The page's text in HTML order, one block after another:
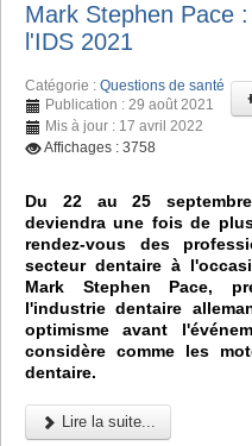
Mark Stephen Pace
l'IDS 2021
Catégorie : Questions de santé
Publication : 29 août 2021
Mis à jour : 17 avril 2022
Affichages : 3758
Du 22 au 25
deviendra une fois de
rendez-vous des
secteur dentaire à
Mark Stephen Pace,
l'industrie dentaire
optimisme avant
considère comme les
dentaire.
Lire la suite...